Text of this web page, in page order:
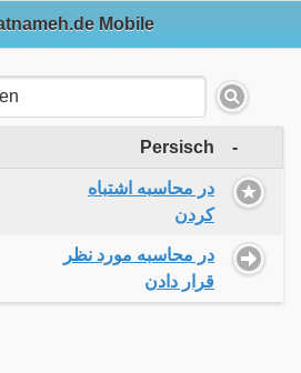
Mobile
Persisch -
در محاسبه اشتباه
کردن
در محاسبه مورد نظر
قرار دادن